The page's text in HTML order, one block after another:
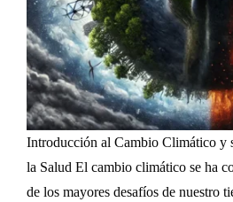
Introducción al Cambio Climático y
la Salud El cambio climático se ha
de los mayores desafíos de nuestro